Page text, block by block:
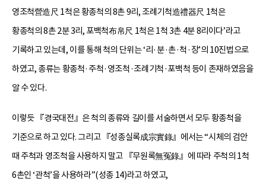
영조척營造尺 1척은 황종척의 8촌 9리, 조례기척造禮器尺 1척은
황종척의 8촌 2분 3리, 포백척布帛尺 1척은 1척 3촌 4분 8리이다’라고
기록하고 있는데, 이를 통해 척의 단위는 ‘리·분·촌·척·장’의 10진법으로
하였고, 종류는 황종척·주척·영조척·조례기척·포백척 등이 존재하였음을
알 수 있다.
이렇듯 『경국대전』은 척의 종류와 길이를 서술하면서 모두 황종척을
기준으로 하고 있다. 그리고 『성종실록成宗實錄』에서는 “시체의 검안
때 주척과 영조척을 사용하지 말고 『무원록無冤錄』에 따라 주척의 1척
6촌인 ‘관척’을 사용하라”(성종 14)라고 하였고,